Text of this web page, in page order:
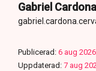
Gabriel
Publicerad: 6 aug
Uppdaterad: 7 aug